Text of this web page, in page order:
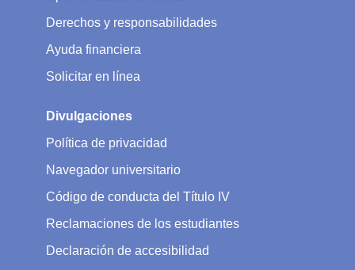
Derechos y responsabilidades
Ayuda financiera
Solicitar en línea
Divulgaciones
Política de privacidad
Navegador universitario
Código de conducta del Título IV
Reclamaciones de los estudiantes
Declaración de accesibilidad